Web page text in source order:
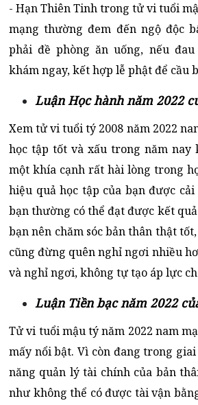
- Hạn Thiên Tinh trong tử vi tuổi
mạng thường đem đến ngộ độc
phải đề phòng ăn uống, nếu
khám ngay, kết hợp lễ phật để cầu
Luận Học hành năm 2022
Xem tử vi tuổi tý 2008 năm 2022
học tập tốt và xấu trong năm nay
một khía cạnh rất hài lòng trong
hiệu quả học tập của bạn được
bạn thường có thể đạt được kết
bạn nên chăm sóc bản thân thật
cũng đừng quên nghỉ ngơi nhiều
và nghỉ ngơi, không tự tạo áp lực
Luận Tiền bạc năm 2022
Tử vi tuổi mậu tý năm 2022 nam
mấy nổi bật. Vì còn đang trong
năng quản lý tài chính của bản
như không thể có được tài vận